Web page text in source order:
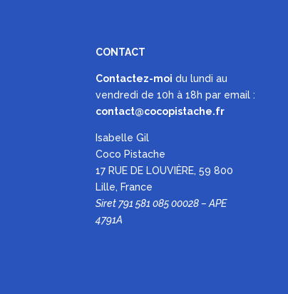
CONTACT
Contactez-moi du lundi au
vendredi de 10h à 18h par email :
contact@cocopistache.fr
Isabelle Gil
Coco Pistache
17 RUE DE LOUVIÈRE, 59 800
Lille, France
Siret 791 581 085 00028 – APE
4791A